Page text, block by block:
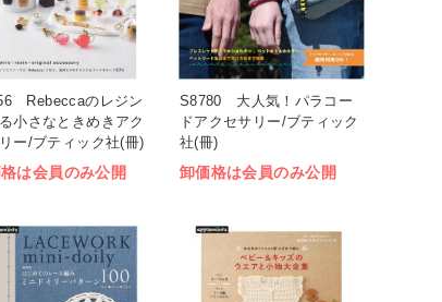
Rebeccaのレジン
小さなときめきアク
ー/ブティック社(冊)
は会員のみ公開
S8780 大人気！パラコー
ドアクセサリー/ブティック
社(冊)
卸価格は会員のみ公開